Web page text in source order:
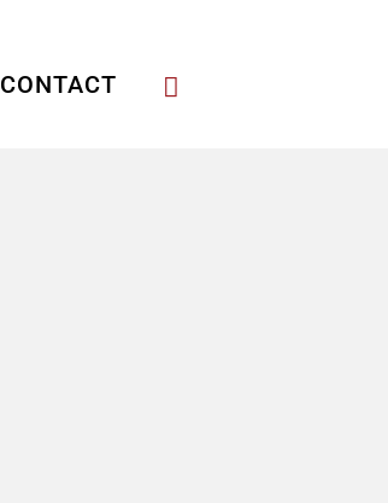
CONTACT